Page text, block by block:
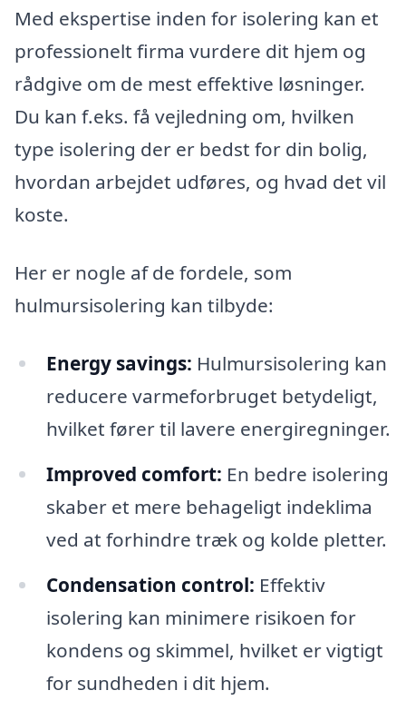
Med ekspertise inden for isolering kan et
professionelt firma vurdere dit hjem og
rådgive om de mest effektive løsninger.
Du kan f.eks. få vejledning om, hvilken
type isolering der er bedst for din bolig,
hvordan arbejdet udføres, og hvad det vil
koste.
Her er nogle af de fordele, som
hulmursisolering kan tilbyde:
Energy savings: Hulmursisolering kan
reducere varmeforbruget betydeligt,
hvilket fører til lavere energiregninger.
Improved comfort: En bedre isolering
skaber et mere behageligt indeklima
ved at forhindre træk og kolde pletter.
Condensation control: Effektiv
isolering kan minimere risikoen for
kondens og skimmel, hvilket er vigtigt
for sundheden i dit hjem.